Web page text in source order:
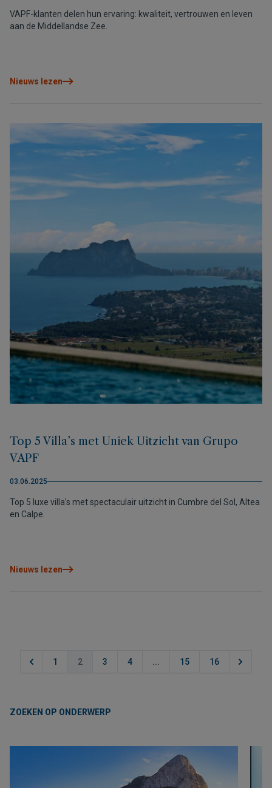
VAPF-klanten delen hun ervaring: kwaliteit, vertrouwen en leven
aan de Middellandse Zee.
Nieuws lezen
Top 5 Villa’s met Uniek Uitzicht van Grupo
VAPF
03.06.2025
Top 5 luxe villa’s met spectaculair uitzicht in Cumbre del Sol, Altea
en Calpe.
Nieuws lezen
1 2 3 4 ... 15 16
ZOEKEN OP ONDERWERP